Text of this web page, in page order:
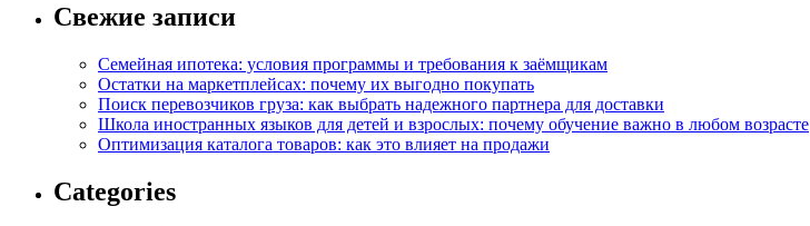
Свежие записи
Семейная ипотека: условия программы и требования к заёмщикам
Остатки на маркетплейсах: почему их выгодно покупать
Поиск перевозчиков груза: как выбрать надежного партнера для доставки
Школа иностранных языков для детей и взрослых: почему обучение важно в любом возрасте
Оптимизация каталога товаров: как это влияет на продажи
Categories